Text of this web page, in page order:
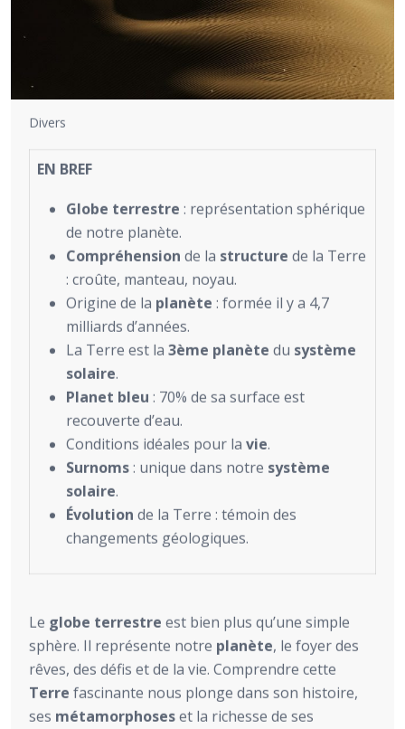
Divers
EN BREF
Globe terrestre : représentation sphérique
de notre planète.
Compréhension de la structure de la Terre
: croûte, manteau, noyau.
Origine de la planète : formée il y a 4,7
milliards d’années.
La Terre est la 3ème planète du système
solaire.
Planet bleu : 70% de sa surface est
recouverte d’eau.
Conditions idéales pour la vie.
Surnoms: unique dans notre système
solaire.
Évolution de la Terre : témoin des
changements géologiques.
Le globe terrestre est bien plus qu’une simple
sphère. Il représente notre planète, le foyer des
rêves, des défis et de la vie. Comprendre cette
Terre fascinante nous plonge dans son histoire,
ses métamorphoseset la richesse de ses